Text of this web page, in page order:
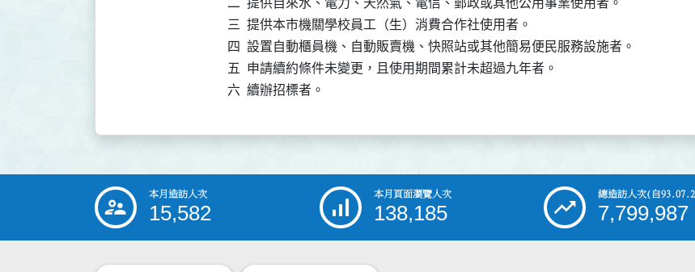
三  提供本市機關學校員工（生）消費合作社使用者。
四  設置自動櫃員機、自動販賣機、快照站或其他簡易便民服務設施者。
五  申請續約條件未變更，且使用期間累計未超過九年者。
六  續辦招標者。
::: 本月造訪人次
15,582
本月頁面瀏覽人次
138,185
總造訪人次(自
7,799,987